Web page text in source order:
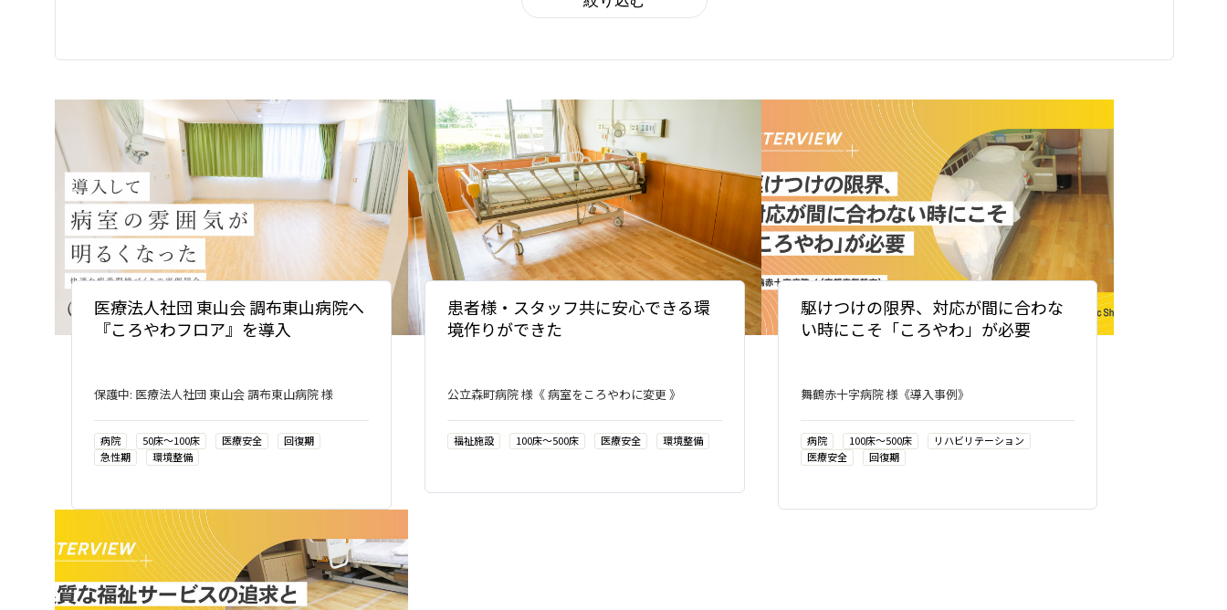
医療法人社団 東山会 調布東山病院へ
『ころやわフロア』を導入
保護中: 医療法人社団 東山会 調布東山病院 様
病院 50床〜100床 医療安全
回復期
急性期
環境整備
患者様・スタッフ共に安心できる環
境作りができた
公立森町病院 様《 病室をころやわに変更 》
福祉施設 100床〜500床 医療安全 環境整備
駆けつけの限界、対応が間に合わな
い時にこそ「ころやわ」が必要
舞鶴赤十字病院 様《導入事例》
病院 100床〜500床
リハビリテーション
医療安全
回復期